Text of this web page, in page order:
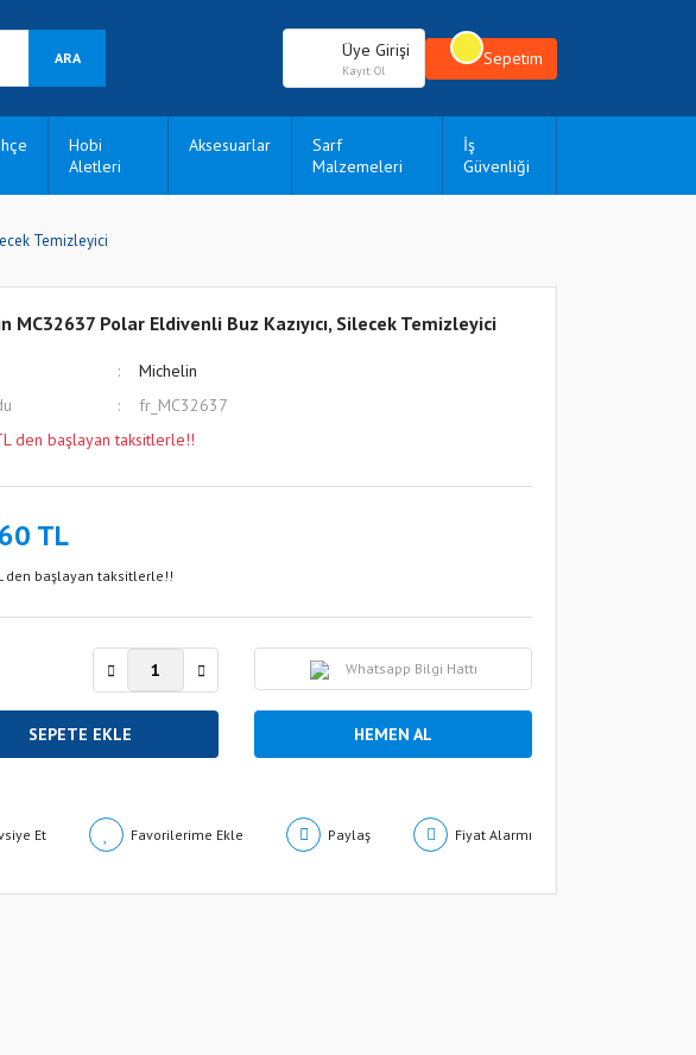
ARA Üye Girişi
Kayıt Ol
Sepetim
Hobi
Aletleri
Aksesuarlar
Sarf
Malzemeleri
İş
Güvenliği
Temizleyici
MC32637 Polar Eldivenli Buz Kazıyıcı, Silecek Temizleyici
Michelin
fr_MC32637
den başlayan taksitlerle!!
TL
den başlayan taksitlerle!!
Whatsapp Bilgi Hattı
SEPETE EKLE HEMEN AL
Et Paylaş Fiyat Alarmı